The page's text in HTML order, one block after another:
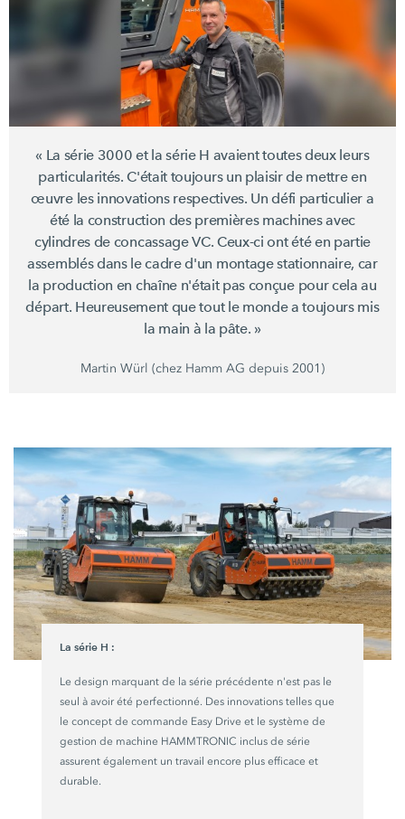
« La série 3000 et lasérie H avaient toutes deux leurs
particularités. C'était toujours un plaisir de mettre en
œuvre les innovations respectives. Un défi particulier a
été la construction des premières machines avec
cylindres de concassage VC. Ceux-ci ont été en partie
assemblés dans le cadre d'un montage stationnaire, car
la production en chaîne n'était pas conçue pour cela au
départ. Heureusement que tout le monde a toujours mis
la main à la pâte. »
Martin Würl (chez Hamm AG depuis 2001)
La série H :
Le design marquant de la série précédente n'est pas le
seul à avoir été perfectionné. Des innovations telles que
le concept de commande Easy Drive et le système de
gestion de machine HAMMTRONIC inclus de série
assurent également un travail encore plus efficace et
durable.